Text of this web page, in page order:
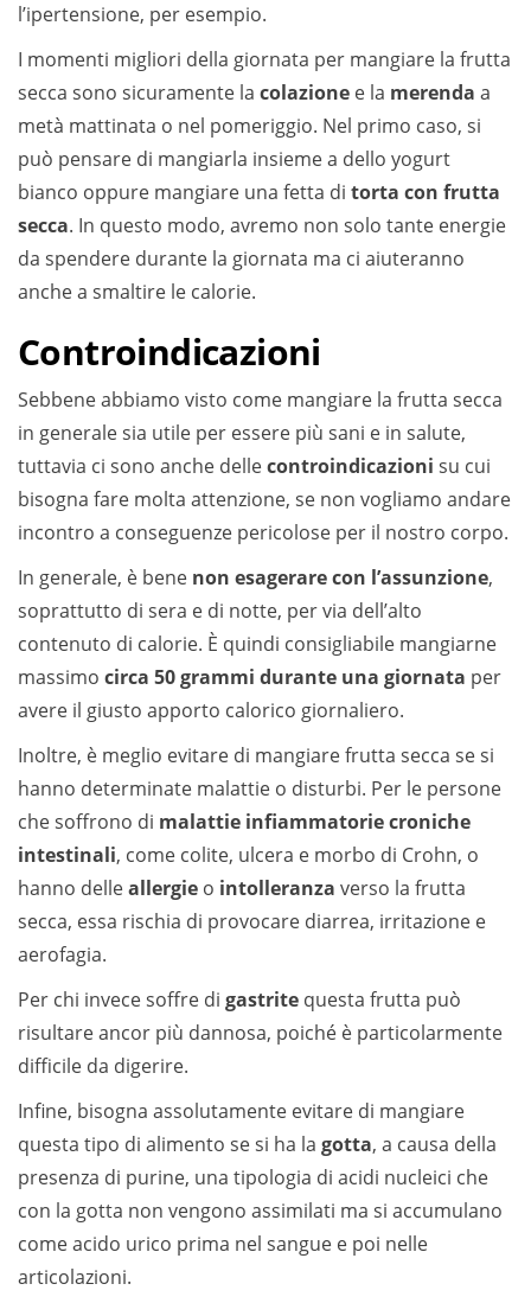
l’ipertensione, per esempio.
I momenti migliori della giornata per mangiare la frutta
secca sono sicuramente la colazione e la merenda a
metà mattinata o nel pomeriggio. Nel primo caso, si
può pensare di mangiarla insieme a dello yogurt
bianco oppure mangiare una fetta di torta con frutta
secca. In questo modo, avremo non solo tante energie
da spendere durante la giornata ma ci aiuteranno
anche a smaltire le calorie.
Controindicazioni
Sebbene abbiamo visto come mangiare la frutta secca
in generale sia utile per essere più sani e in salute,
tuttavia ci sono anche dellecontroindicazioni su cui
bisogna fare molta attenzione, se non vogliamo andare
incontro a conseguenze pericolose per il nostro corpo.
In generale, è bene non esagerare con l’assunzione,
soprattutto di sera e di notte, per via dell’alto
contenuto di calorie. È quindi consigliabile mangiarne
massimo circa 50 grammi durante una giornata per
avere il giusto apporto calorico giornaliero.
Inoltre, è meglio evitare di mangiare frutta secca se si
hanno determinate malattie o disturbi. Per le persone
che soffrono di malattie infiammatorie croniche
intestinali, come colite, ulcera e morbo di Crohn, o
hanno delleallergie o intolleranza verso la frutta
secca, essa rischia di provocare diarrea, irritazione e
aerofagia.
Per chi invece soffre di gastrite questa frutta può
risultare ancor più dannosa, poiché è particolarmente
difficile da digerire.
Infine, bisogna assolutamente evitare di mangiare
questa tipo di alimento se si ha la gotta, a causa della
presenza di purine, una tipologia di acidi nucleici che
con la gotta non vengono assimilati ma si accumulano
come acido urico prima nel sangue e poi nelle
articolazioni.